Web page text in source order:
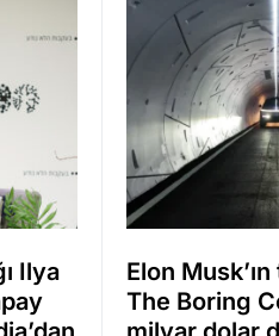
Ilya
Elon
The Boring